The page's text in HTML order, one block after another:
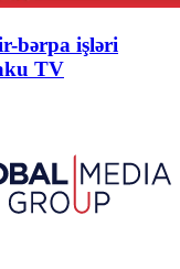
bərpa işləri
TV